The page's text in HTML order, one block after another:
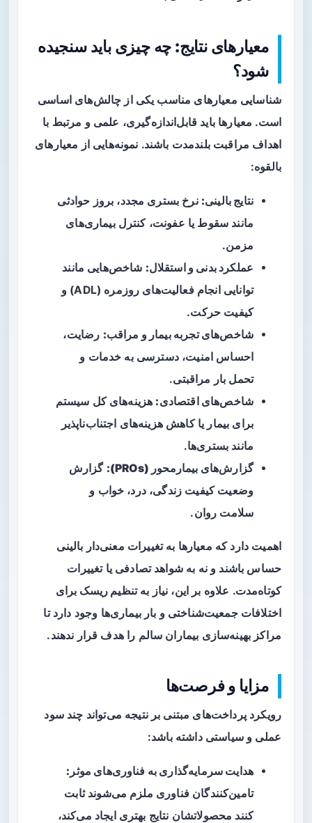
معیارهای نتایج: چه چیزی باید سنجیده
شود؟
شناسایی معیارهای مناسب یکی از چالش‌های اساسی
است. معیارها باید قابل‌اندازه‌گیری، علمی و مرتبط با
اهداف مراقبت بلندمدت باشند. نمونه‌هایی از معیارهای
بالقوه:
نتایج بالینی: نرخ بستری مجدد، بروز حوادثی
مانند سقوط یا عفونت، کنترل بیماری‌های
مزمن.
عملکرد بدنی و استقلال: شاخص‌هایی مانند
توانایی انجام فعالیت‌های روزمره (ADL) و
کیفیت حرکت.
شاخص‌های تجربه بیمار و مراقب: رضایت،
احساس امنیت، دسترسی به خدمات و
تحمل بار مراقبتی.
شاخص‌های اقتصادی: هزینه‌های کل سیستم
برای بیمار یا کاهش هزینه‌های اجتناب‌ناپذیر
مانند بستری‌ها.
گزارش‌های بیمار‌محور (PROs):
گزارش
وضعیت کیفیت زندگی، درد، خواب و
سلامت روان.
اهمیت دارد که معیارها به تغییرات معنی‌دار بالینی
حساس باشند و نه به شواهد تصادفی یا تغییرات
کوتاه‌مدت. علاوه بر این، نیاز بهتنظیم ریسک برای
اختلافات جمعیت‌شناختی و بار بیماری‌ها وجود دارد تا
مراکز بهینه‌سازی بیماران سالم را هدف قرار ندهند.
مزایا و فرصت‌ها
رویکرد پرداخت‌های مبتنی بر نتیجه می‌تواند چند سود
عملی و سیاستی داشته باشد:
هدایت سرمایه‌گذاری به فناوری‌های موثر:
تامین‌کنندگان فناوری ملزم می‌شوند ثابت
کنند محصولاتشان نتایج بهتری ایجاد می‌کند،